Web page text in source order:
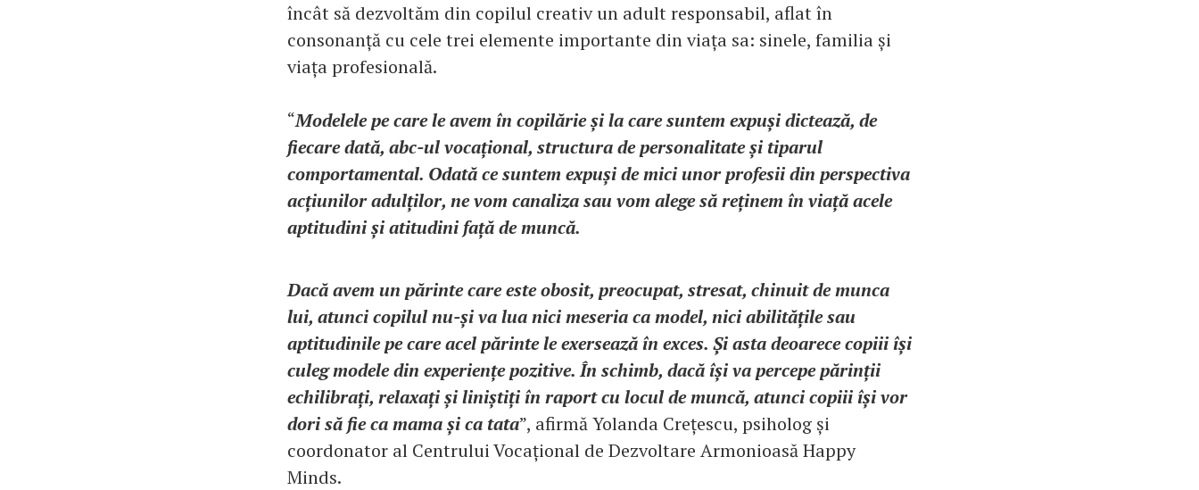
încât să dezvoltăm din copilul creativ un adult responsabil, aflat în
consonanță cu cele trei elemente importante din viața sa: sinele, familia și
viața profesională.
“Modelele pe care le avem în copilărie și la care suntem expuși dictează, de
fiecare dată, abc-ul vocațional, structura de personalitate și tiparul
comportamental. Odată ce suntem expuși de mici unor profesii din perspectiva
acțiunilor adulților, ne vom canaliza sau vom alege să reținem în viață acele
aptitudini și atitudini față de muncă.
Dacă avem un părinte care este obosit, preocupat, stresat, chinuit de munca
lui, atunci copilul nu-și va lua nici meseria ca model, nici abilitățile sau
aptitudinile pe care acel părinte le exersează în exces. Și asta deoarece copiii își
culeg modele din experiențe pozitive. În schimb, dacă își va percepe părinții
echilibrați, relaxați și liniștiți în raport cu locul de muncă, atunci copiii își vor
dori să fie ca mama și ca tata”, afirmă Yolanda Crețescu, psiholog și
coordonator al Centrului Vocațional de Dezvoltare Armonioasă Happy
Minds.